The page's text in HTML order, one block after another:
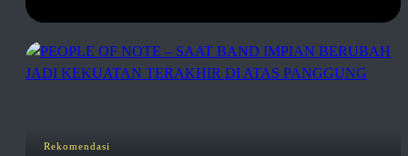
Rekomendasi